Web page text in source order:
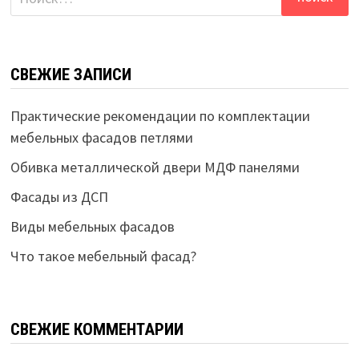
СВЕЖИЕ ЗАПИСИ
Практические рекомендации по комплектации
мебельных фасадов петлями
Обивка металлической двери МДФ панелями
Фасады из ДСП
Виды мебельных фасадов
Что такое мебельный фасад?
СВЕЖИЕ КОММЕНТАРИИ